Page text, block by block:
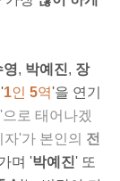
영, 박예진, 장
1인 5역'을 연기
'으로 태어나겠
자'가 본인의 전
며 '박예진' 또